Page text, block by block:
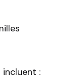
incluent :